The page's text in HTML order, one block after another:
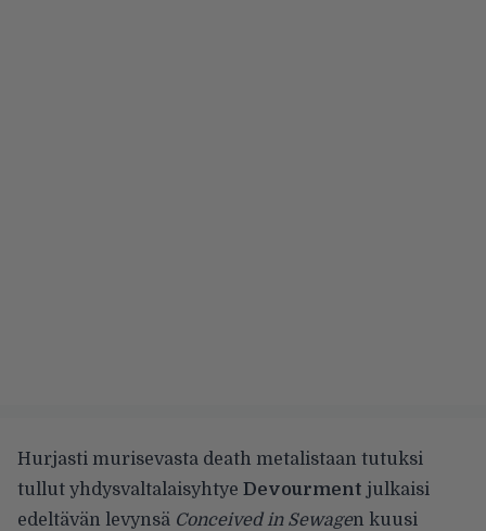
Hurjasti murisevasta death metalistaan tutuksi
tullut yhdysvaltalaisyhtye Devourment julkaisi
edeltävän levynsä Conceived in Sewagen kuusi